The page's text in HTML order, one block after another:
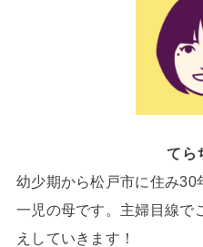
てら
幼少期から松戸市に住み30
一児の母です。主婦目線で
えしていきます！